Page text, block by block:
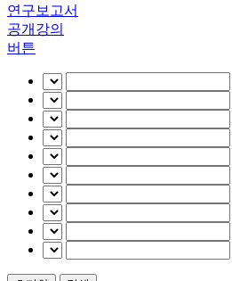
연구보고서
공개강의
버튼